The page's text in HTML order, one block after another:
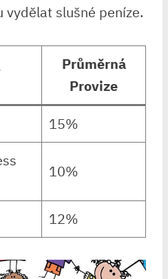
vydělat slušné peníze.
Průměrná
Provize
15%
10%
12%